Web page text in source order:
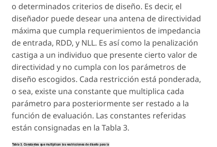
o determinados criterios de diseño. Es decir, el
diseñador puede desear una antena de directividad
máxima que cumpla requerimientos de impedancia
de entrada, RDD, y NLL. Es así como la penalización
castiga a un individuo que presente cierto valor de
directividad y no cumpla con los parámetros de
diseño escogidos. Cada restricción está ponderada,
o sea, existe una constante que multiplica cada
parámetro para posteriormente ser restado a la
función de evaluación. Las constantes referidas
están consignadas en la Tabla 3.